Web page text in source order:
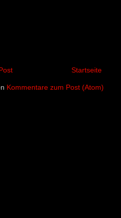
Startseite
Kommentare zum Post (Atom)